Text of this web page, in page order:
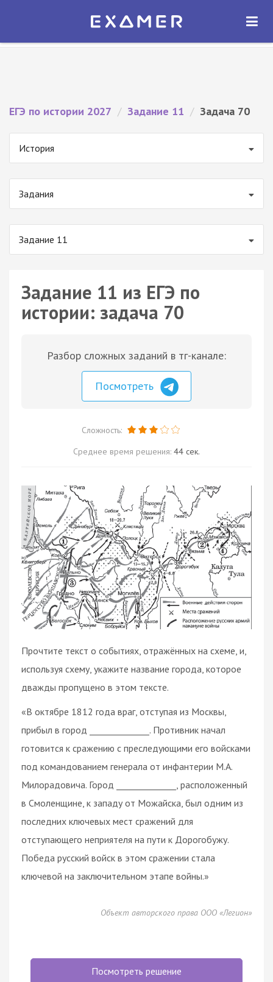
Экзамер — ЕГЭ 2027
ОТКРЫТЬ
ЕГЭ по истории 2027 / Задание 11 / Задача 70
История
Задания
Задание 11
Задание 11 из ЕГЭ по
истории: задача 70
Разбор сложных заданий в тг-канале:
Посмотреть
Сложность:
Среднее время решения: 44 сек.
Прочтите текст о событиях, отражённых на схеме, и,
используя схему, укажите название города, которое
дважды пропущено в этом тексте.
«В октябре 1812 года враг, отступая из Москвы,
прибыл в город ______________. Противник начал
готовится к сражению с преследующими его войсками
под командованием генерала от инфантерии М.А.
Милорадовича. Город ______________, расположенный
в Смоленщине, к западу от Можайска, был одним из
последних ключевых мест сражений для
отступающего неприятеля на пути к Дорогобужу.
Победа русский войск в этом сражении стала
ключевой на заключительном этапе войны.»
Объект авторского права ООО «Легион»
Посмотреть решение